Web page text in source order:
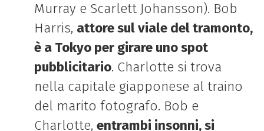
Murray e Scarlett Johansson). Bob
Harris, attore sul viale del tramonto,
è a Tokyo per girare uno spot
pubblicitario. Charlotte si trova
nella capitale giapponese al traino
del marito fotografo. Bob e
Charlotte, entrambi insonni, si